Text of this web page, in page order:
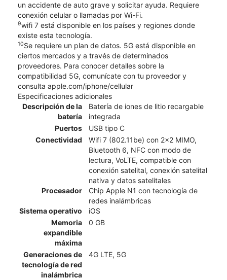
un accidente de auto grave y solicitar ayuda. Requiere
conexión celular o llamadas por Wi-Fi.
9wifi 7 está disponible en los países y regiones donde
existe esta tecnología.
10Se requiere un plan de datos. 5G está disponible en
ciertos mercados y a través de determinados
proveedores. Para conocer detalles sobre la
compatibilidad 5G, comunícate con tu proveedor y
consulta apple.com/iphone/cellular
Especificaciones adicionales
Descripción de la
batería
Batería de iones de litio recargable
integrada
Puertos
USB tipo C
Conectividad
Wifi 7 (802.11be) con 2x2 MIMO,
Bluetooth 6, NFC con modo de
lectura, VoLTE, compatible con
conexión satelital, conexión satelital
nativa y datos satelitales
Procesador
Chip Apple N1 con tecnología de
redes inalámbricas
Sistema operativo
iOS
Memoria
expandible
máxima
0 GB
Generaciones de
tecnología de red
inalámbrica
4G LTE, 5G